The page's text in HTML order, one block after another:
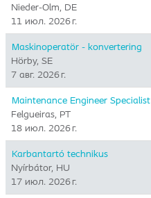
Nieder-Olm, DE
11 июл. 2026 г.
Maskinoperatör - konvertering
Hörby, SE
7 авг. 2026 г.
Maintenance Engineer Specialist
Felgueiras, PT
18 июл. 2026 г.
Karbantartó technikus
Nyírbátor, HU
17 июл. 2026 г.